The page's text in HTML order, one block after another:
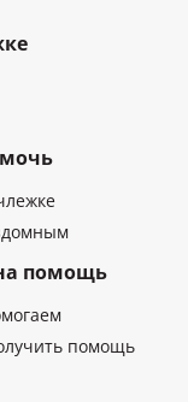
помощь
помощь